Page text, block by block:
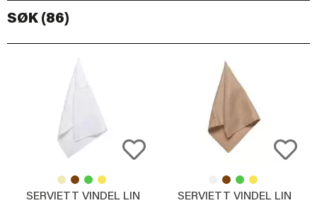
SØK (86)
SERVIETT VINDEL LIN
SERVIETT VINDEL LIN